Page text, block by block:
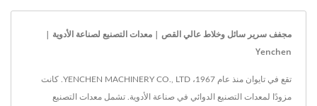
مجفف سرير سائل وخلاط عالي القص | معدات التصنيع لصناعة الأدوية |
Yenchen
تقع في تايوان منذ عام 1967، YENCHEN MACHINERY CO., LTD. كانت
مزودًا لمعدات التصنيع الدوائي في صناعة الأدوية. تشمل معدات التصنيع